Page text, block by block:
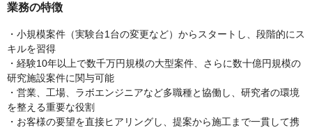
業務の特徴
・小規模案件（実験台1台の変更など）からスタートし、段階的にス
キルを習得
・経験10年以上で数千万円規模の大型案件、さらに数十億円規模の
研究施設案件に関与可能
・営業、工場、ラボエンジニアなど多職種と協働し、研究者の環境
を整える重要な役割
・お客様の要望を直接ヒアリングし、提案から施工まで一貫して携